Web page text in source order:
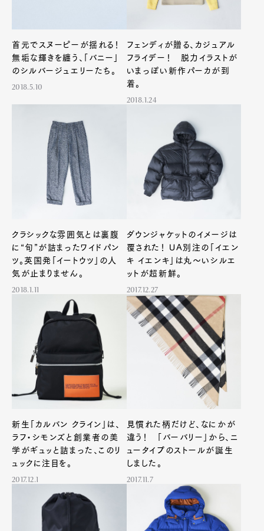
首元でスヌーピーが揺れる！
無垢な輝きを纏う、「バニー」
のシルバージュエリーたち。
2018.5.10
フェンディが贈る、カジュアル
フライデー！ 脱力イラストが
いまっぽい新作パーカが到
着。
2018.1.24
クラシックな雰囲気とは裏腹
に“旬”が詰まったワイドパン
ツ。英国発「イートウツ」の人
気が止まりません。
2018.1.11
ダウンジャケットのイメージは
覆された！ UA別注の「イエン
キ イエンキ」は丸～いシルエ
ットが超新鮮。
2017.12.27
新生「カルバン クライン」は、
ラフ・シモンズと創業者の美
学がギュッと詰まった、このリ
ュックに注目を。
2017.12.1
見慣れた柄だけど、なにかが
違う！ 「バーバリー」から、ニ
ュータイプのストールが誕生
しました。
2017.11.7